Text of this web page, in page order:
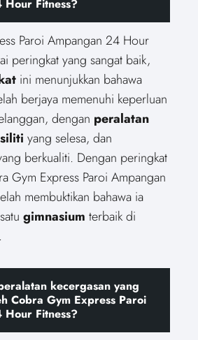
Fitness?
Paroi Ampangan 24 Hour
peringkat yang sangat baik,
ini menunjukkan bahawa
berjaya memenuhi keperluan
dengan peralatan
yang selesa, dan
berkualiti. Dengan peringkat
Gym Express Paroi Ampangan
membuktikan bahawa ia
gimnasium terbaik di
kecergasan yang
Cobra Gym Express Paroi
Fitness?